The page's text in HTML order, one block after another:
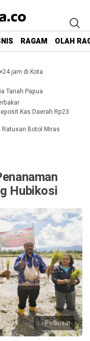
RAGAM OLAH
jam di Kota
Tanah Papua
Kas Daerah Rp23
Botol Miras
Hubikosi
Perbesar